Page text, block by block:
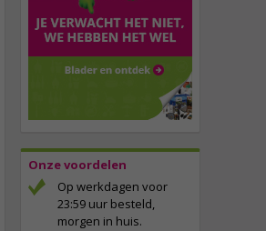
Onze voordelen
Op werkdagen voor
23:59 uur besteld,
morgen in huis.